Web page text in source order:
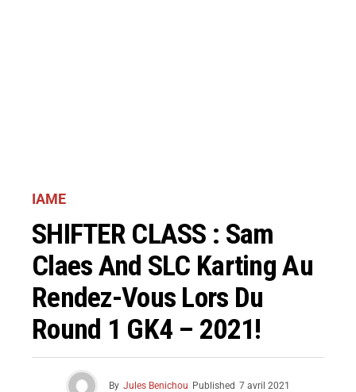
IAME
SHIFTER CLASS : Sam
Claes And SLC Karting Au
Rendez-Vous Lors Du
Round 1 GK4 – 2021!
By Jules Benichou Published 7 avril 2021